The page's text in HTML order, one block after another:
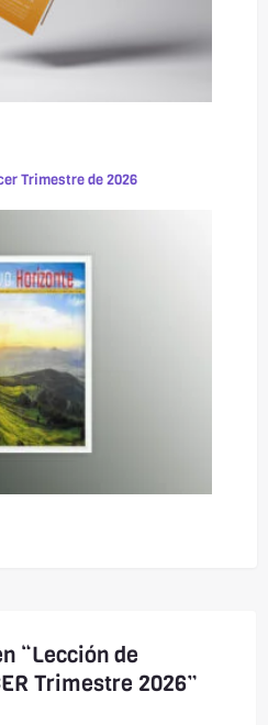
Trimestre de 2026
“Lección de
Trimestre 2026”